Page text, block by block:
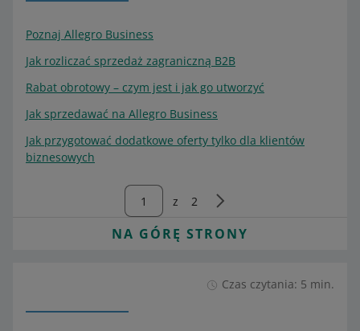
Poznaj Allegro Business
Jak rozliczać sprzedaż zagraniczną B2B
Rabat obrotowy – czym jest i jak go utworzyć
Jak sprzedawać na Allegro Business
Jak przygotować dodatkowe oferty tylko dla klientów
biznesowych
z 2
NA GÓRĘ STRONY
Czas czytania: 5 min.